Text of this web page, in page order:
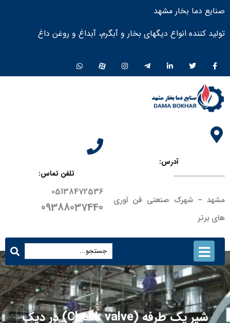
صنایع دما بخار مشهد
تولید کننده انواع دیگهای بخار و آبگرم، آبداغ و روغن داغ ​
آدرس:
مشهد – شهرک صنعتی فن آوری
های برتر
تلفن تماس:
05138472536
09388037440
شیر یک طرفه (Check valve) در دیگ